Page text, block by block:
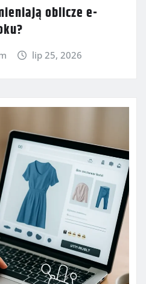
oblicze e-
lip 25, 2026